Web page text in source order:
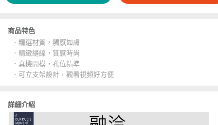
商品特色
．精選材質，觸感如膚
．精緻縫線，質感時尚
．真機開模，孔位精準
．可立支架設計，觀看視頻好方便
詳細介紹